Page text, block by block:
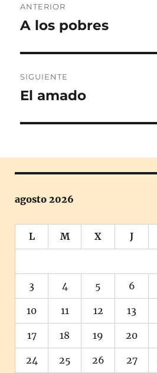
de
ANTERIOR
Entrada
A los pobres
SIGUIENTE
Entrada
El amado
agosto 2026
L M X J
3 4 5 6
10 11 12 13
17 18 19 20
24 25 26 27